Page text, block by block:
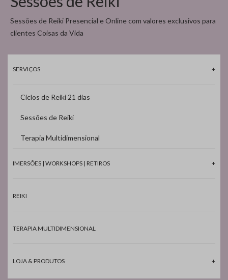
Sessões de Reiki Presencial e Online com valores exclusivos para
clientes Coisas da Vida
SERVIÇOS
Ciclos de Reiki 21 dias
Sessões de Reiki
Terapia Multidimensional
IMERSÕES | WORKSHOPS | RETIROS
REIKI
TERAPIA MULTIDIMENSIONAL
LOJA & PRODUTOS